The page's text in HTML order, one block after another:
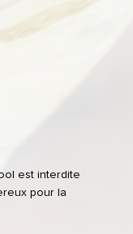
est interdite
pour la